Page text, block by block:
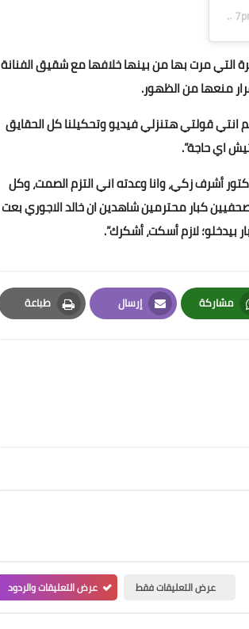
Feb
التي مرت بها من بينها خلافها مع شقيق الفنانة
منعها من الظهور.
انتي قولتي هتنزلي فيديو وتحكيلنا كل الحقايق
اي حاجة”.
أشرف زكي، وانا وعدته اني التزم الصمت، وكل
كبار محترمين شاهدين ان خالد الاجوري بعت
بيدخلو؛ لازم أسكت، أشكرك”.
مشاركة
Whatsapp
إرسال
Email
طباعة
Print
عرض التعليقات فقط عرض التعليقات والردود